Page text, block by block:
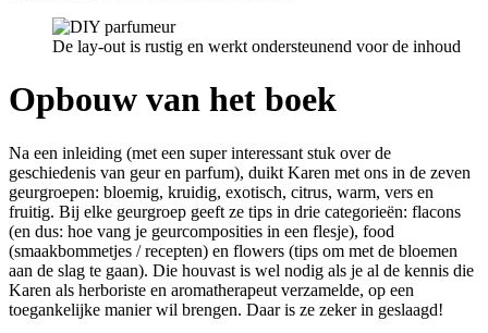
De lay-out is rustig en werkt ondersteunend voor de inhoud
Opbouw van het boek
Na een inleiding (met een super interessant stuk over de
geschiedenis van geur en parfum), duikt Karen met ons in de zeven
geurgroepen: bloemig, kruidig, exotisch, citrus, warm, vers en
fruitig. Bij elke geurgroep geeft ze tips in drie categorieën: flacons
(en dus: hoe vang je geurcomposities in een flesje), food
(smaakbommetjes / recepten) en flowers (tips om met de bloemen
aan de slag te gaan). Die houvast is wel nodig als je al de kennis die
Karen als herboriste en aromatherapeut verzamelde, op een
toegankelijke manier wil brengen. Daar is ze zeker in geslaagd!